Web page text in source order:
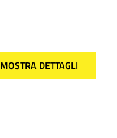
MOSTRA DETTAGLI